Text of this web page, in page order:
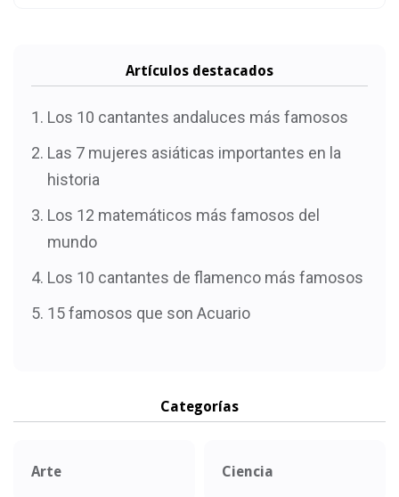
Artículos destacados
Los 10 cantantes andaluces más famosos
Las 7 mujeres asiáticas importantes en la
historia
Los 12 matemáticos más famosos del
mundo
Los 10 cantantes de flamenco más famosos
15 famosos que son Acuario
Categorías
Arte Ciencia